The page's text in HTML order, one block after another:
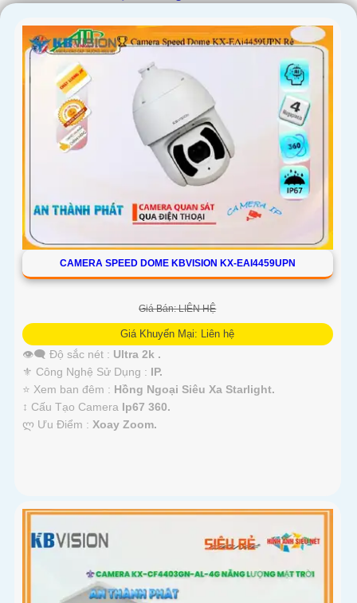
CAMERA SPEED DOME KBVISION KX-EAI4459UPN
Giá Bán: LIÊN HỆ
Giá Khuyến Mại: Liên hệ
👁️‍🗨 Độ sắc nét : Ultra 2k .
⚜️ Công Nghệ Sử Dụng : IP.
⭐ Xem ban đêm : Hồng Ngoại Siêu Xa Starlight.
↕️ Cấu Tạo Camera Ip67 360.
️ლ Ưu Điểm : Xoay Zoom.